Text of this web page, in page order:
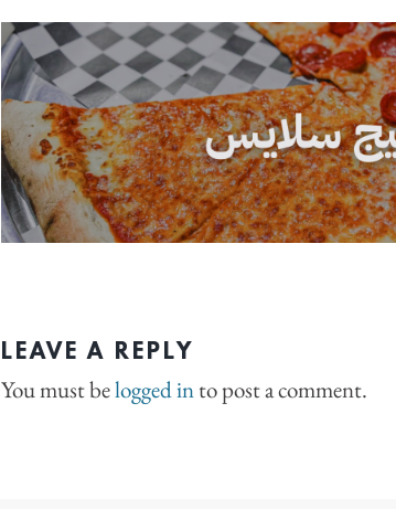
LEAVE A REPLY
You must belogged into post a comment.